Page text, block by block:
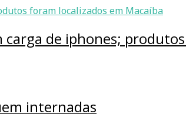
de iphones;
internadas